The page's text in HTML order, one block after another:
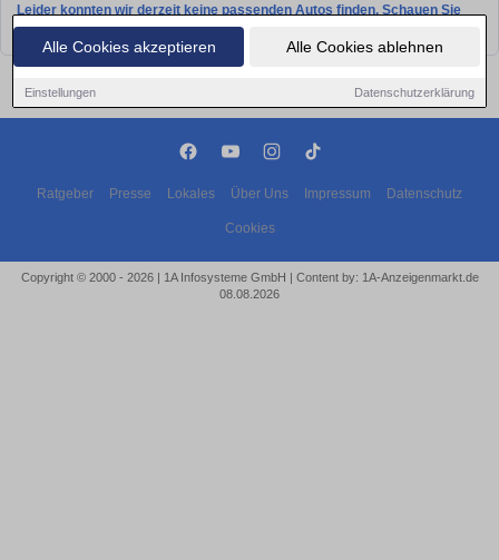
Alle Cookies akzeptieren Alle Cookies ablehnen
Einstellungen Datenschutzerklärung
Leider konnten wir derzeit keine passenden Autos finden. Schauen Sie
bald wieder vorbei!
Ratgeber Presse Lokales Über Uns Impressum Datenschutz
Cookies
Copyright © 2000 - 2026 | 1A Infosysteme GmbH | Content by: 1A-Anzeigenmarkt.de
08.08.2026